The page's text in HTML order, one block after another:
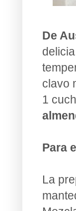
De
clavo
1
Para
La